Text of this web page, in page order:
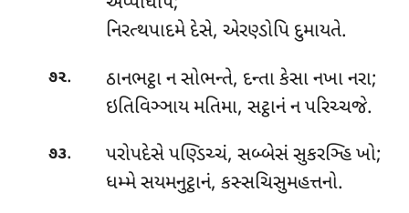
નિરત્થપાદમે દેસે, એરણ્ડોપિ દુમાયતે.
૭૨.
ઠાનભટ્ઠા ન સોભન્તે, દન્તા કેસા નખા નરા;
ઇતિવિઞ્ઞાય મતિમા, સટ્ઠાનં ન પરિચ્ચજે.
૭૩. પરોપદેસેપણ્ડિચ્ચં, સબ્બેસં સુકરઞ્હિ ખો;
ધમ્મે સયમનુટ્ઠાનં, કસ્સચિસુમહત્તનો.